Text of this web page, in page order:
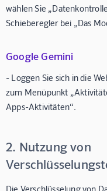
wählen Sie
Schieberegler bei „Das
Google Gemini
- Loggen Sie sich in die
zum Menüpunkt
Apps-Aktivitäten“.
2. Nutzung von
Die Verschlüsselung von